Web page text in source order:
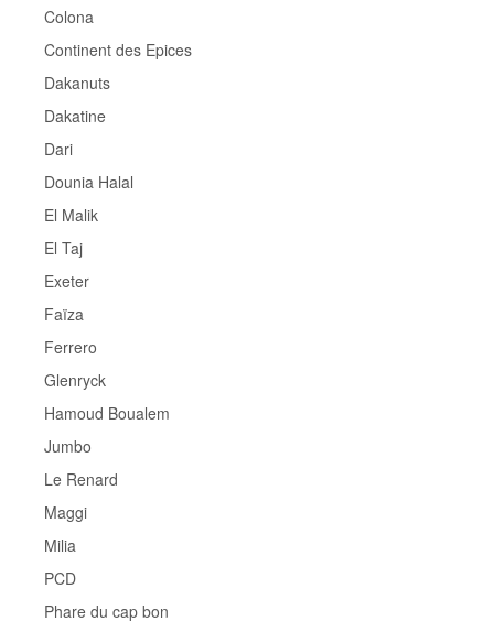
Colona
Continent des Epices
Dakanuts
Dakatine
Dari
Dounia Halal
El Malik
El Taj
Exeter
Faïza
Ferrero
Glenryck
Hamoud Boualem
Jumbo
Le Renard
Maggi
Milia
PCD
Phare du cap bon